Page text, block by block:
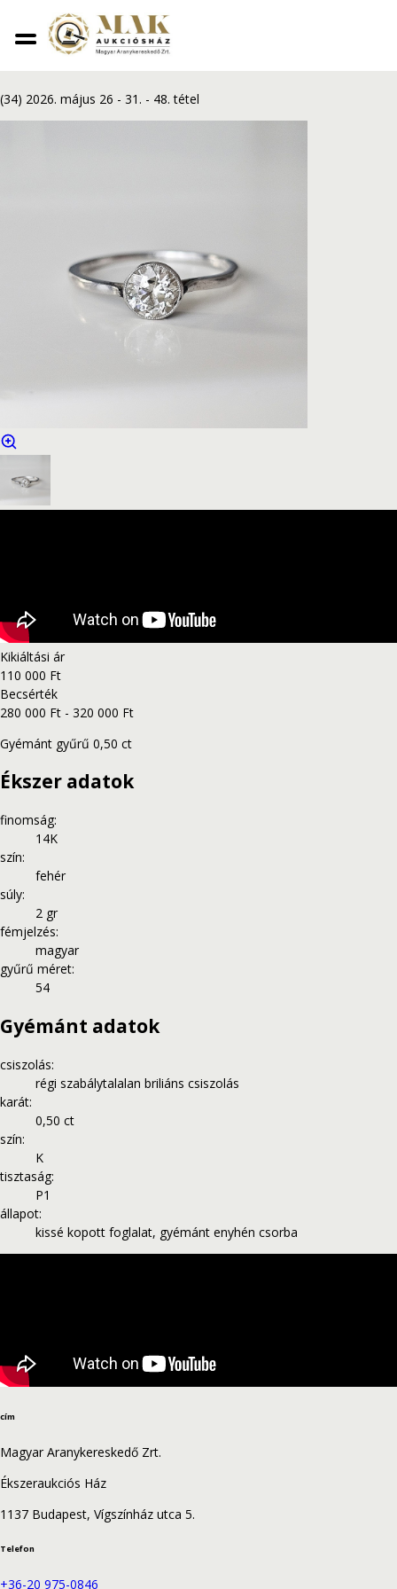
Gyémánt gyűrű 0,50 ct
(34) 2026. május 26 - 31. - 48. tétel
Kikiáltási ár
110 000 Ft
Becsérték
280 000 Ft - 320 000 Ft
Gyémánt gyűrű 0,50 ct
Ékszer adatok
finomság:
14K
szín:
fehér
súly:
2 gr
fémjelzés:
magyar
gyűrű méret:
54
Gyémánt adatok
csiszolás:
régi szabálytalalan briliáns csiszolás
karát:
0,50 ct
szín:
K
tisztaság:
P1
állapot:
kissé kopott foglalat, gyémánt enyhén csorba
cím
Magyar Aranykereskedő Zrt.
Ékszeraukciós Ház
1137 Budapest, Vígszínház utca 5.
Telefon
+36-20 975-0846